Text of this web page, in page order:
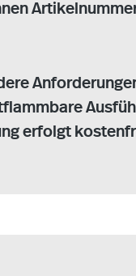
erfolgt